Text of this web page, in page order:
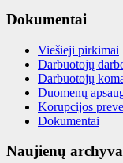
Dokumentai
Viešieji pirkimai
Darbuotojų
Darbuotojų
Duomenų
Korupcijos
Dokumentai
Naujienų